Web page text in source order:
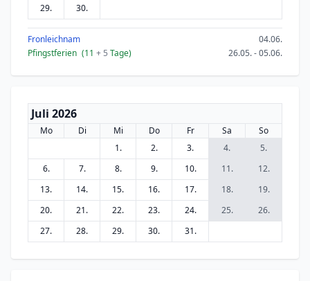
29. 30.
Fronleichnam
04.06.
Pfingstferien (11 + 5 Tage) 26.05. - 05.06.
Juli 2026
Mo Di Mi Do Fr Sa
So
1.
2. 3. 4.
5.
6.
7. 8. 9. 10. 11.
12.
13.
14. 15. 16. 17. 18.
19.
20.
21. 22. 23. 24. 25.
26.
27.
28. 29. 30. 31.